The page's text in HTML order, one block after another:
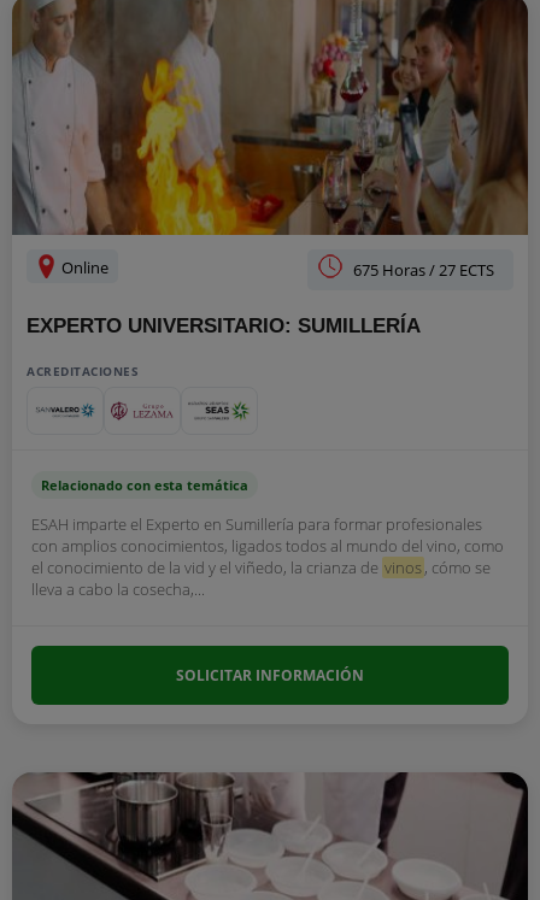
Online 675 Horas / 27 ECTS
EXPERTO UNIVERSITARIO: SUMILLERÍA
ACREDITACIONES
Relacionado con esta temática
ESAH imparte el Experto en Sumillería para formar profesionales
con amplios conocimientos, ligados todos al mundo del vino, como
el conocimiento de la vid y el viñedo, la crianza de vinos, cómo se
lleva a cabo la cosecha,...
SOLICITAR INFORMACIÓN